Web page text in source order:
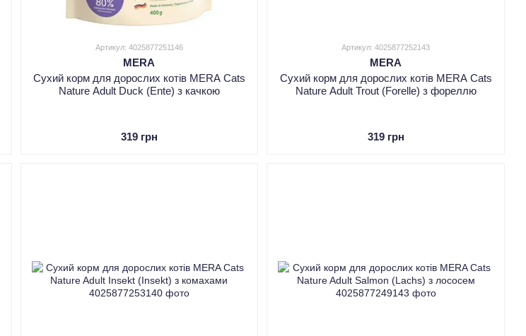
Артикул: 4025877251146
MERA
Сухий корм для дорослих котів MERA Cats
Nature Adult Duck (Ente) з качкою
319 грн
Артикул: 4025877252143
MERA
Сухий корм для дорослих котів MERA Cats
Nature Adult Trout (Forelle) з фореллю
319 грн